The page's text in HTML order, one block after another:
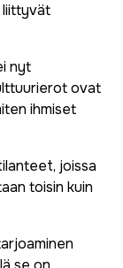
liittyvät
nyt
ovat
ihmiset
joissa
toisin kuin